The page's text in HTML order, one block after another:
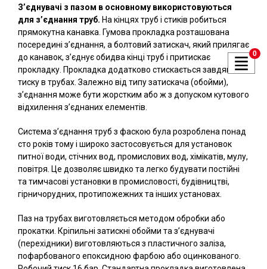
З’єднувачі з пазом в основному використовуються
для з’єднання труб. На кінцях труб і стиків робиться
прямокутна канавка. Гумова прокладка розташована
посередині з’єднання, а болтовий затискач, який прилягає
до канавок, з’єднує обидва кінці труб і притискає
прокладку. Прокладка додатково стискається завдяки
тиску в трубах. Залежно від типу затискача (обойми),
з’єднання може бути жорстким або ж з допуском кутового
відхилення з’єднаних елементів.
Система з’єднання труб з фаскою була розроблена понад
сто років тому і широко застосовується для установок
питної води, стічних вод, промислових вод, хімікатів, мулу,
повітря. Це дозволяє швидко та легко будувати постійні
та тимчасові установки в промисловості, будівництві,
гірничорудних, протипожежних та інших установах.
Паз на трубах виготовляється методом обробки або
прокатки. Кріпильні затискні обойми та з’єднувачі
(перехідники) виготовляються з пластичного заліза,
пофарбованого епоксидною фарбою або оцинкованого.
0